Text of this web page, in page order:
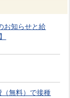
お知らせと給
（無料）で接種